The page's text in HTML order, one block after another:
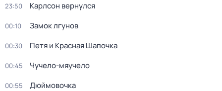
23:50 Карлсон вернулся
00:10 Замок лгунов
00:30 Петя и Красная Шапочка
00:45 Чучело-мяучело
00:55 Дюймовочка